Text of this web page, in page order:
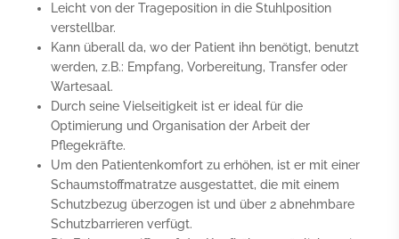
Leicht von der Trageposition in die Stuhlposition
verstellbar.
Kann überall da, wo der Patient ihn benötigt, benutzt
werden, z.B.: Empfang, Vorbereitung, Transfer oder
Wartesaal.
Durch seine Vielseitigkeit ist er ideal für die
Optimierung und Organisation der Arbeit der
Pflegekräfte.
Um den Patientenkomfort zu erhöhen, ist er mit einer
Schaumstoffmatratze ausgestattet, die mit einem
Schutzbezug überzogen ist und über 2 abnehmbare
Schutzbarrieren verfügt.